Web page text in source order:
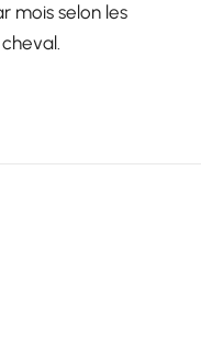
mois selon les